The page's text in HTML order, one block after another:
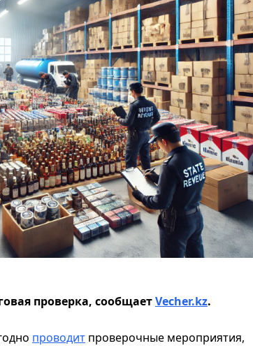
проверка, сообщаетVecher.kz.
проводит проверочные мероприятия,